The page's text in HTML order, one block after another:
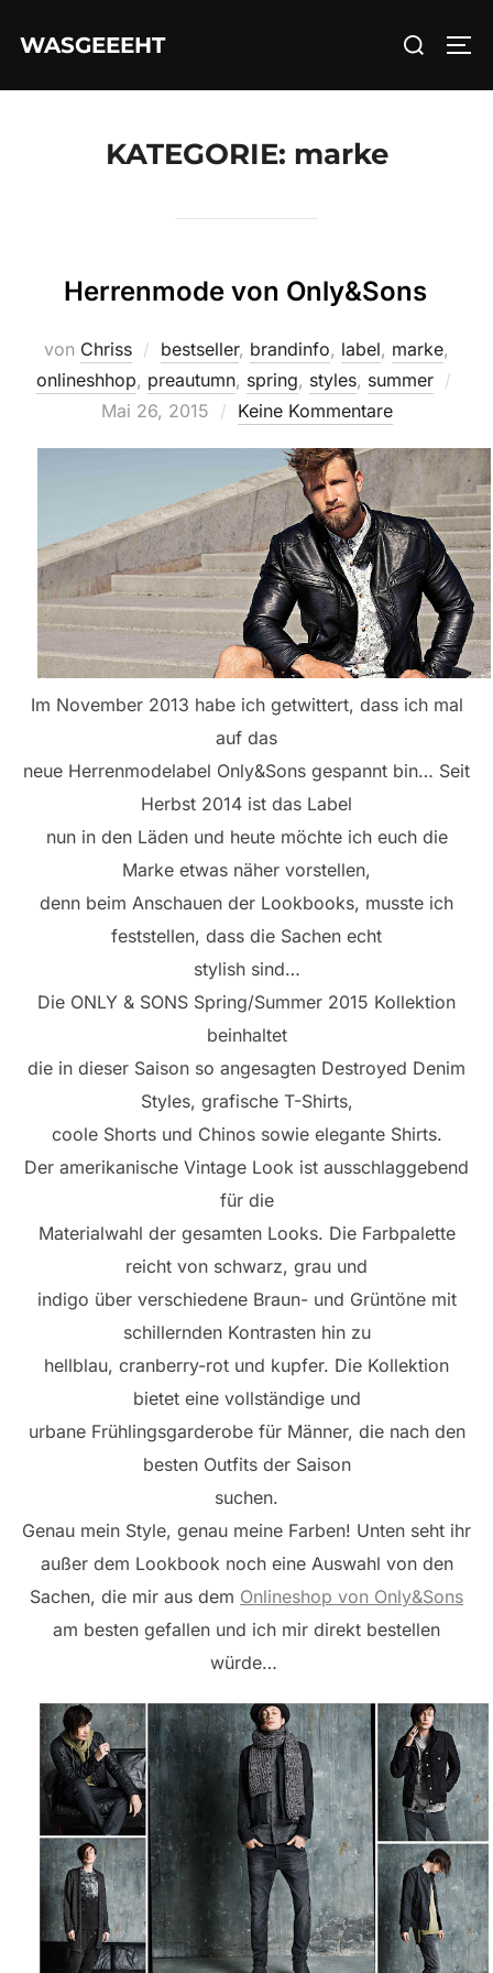
InhaltWASGEEEHT
Suchen
KATEGORIE: marke
Herrenmode von Only&Sons
von Chriss bestseller, brandinfo, label, marke,
onlineshhop, preautumn, spring, styles, summer
Mai 26, 2015 Keine Kommentare
Im November 2013 habe ich getwittert, dass ich mal
auf das
neue Herrenmodelabel Only&Sons gespannt bin… Seit
Herbst 2014 ist das Label
nun in den Läden und heute möchte ich euch die
Marke etwas näher vorstellen,
denn beim Anschauen der Lookbooks, musste ich
feststellen, dass die Sachen echt
stylish sind…
Die ONLY & SONS Spring/Summer 2015 Kollektion
beinhaltet
die in dieser Saison so angesagten Destroyed Denim
Styles, grafische T-Shirts,
coole Shorts und Chinos sowie elegante Shirts.
Der amerikanische Vintage Look ist ausschlaggebend
für die
Materialwahl der gesamten Looks. Die Farbpalette
reicht von schwarz, grau und
indigo über verschiedene Braun- und Grüntöne mit
schillernden Kontrasten hin zu
hellblau, cranberry-rot und kupfer. Die Kollektion
bietet eine vollständige und
urbane Frühlingsgarderobe für Männer, die nach den
besten Outfits der Saison
suchen.
Genau mein Style, genau meine Farben! Unten seht ihr
außer dem Lookbook noch eine Auswahl von den
Sachen, die mir aus dem Onlineshop von Only&Sons
am besten gefallen und ich mir direkt bestellen
würde…